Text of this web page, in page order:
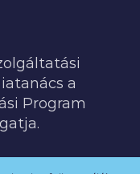
a
Program